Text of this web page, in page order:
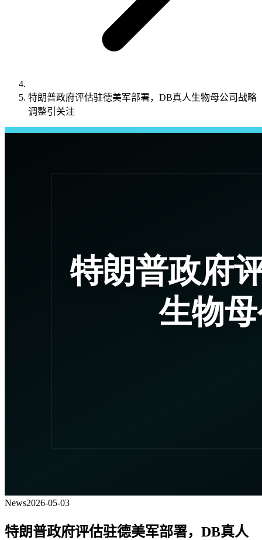
特朗普政府评估驻德美军部署，DB真人生物母公司战略
调整引关注
News2026-05-03
特朗普政府评估驻德美军部署，DB真人